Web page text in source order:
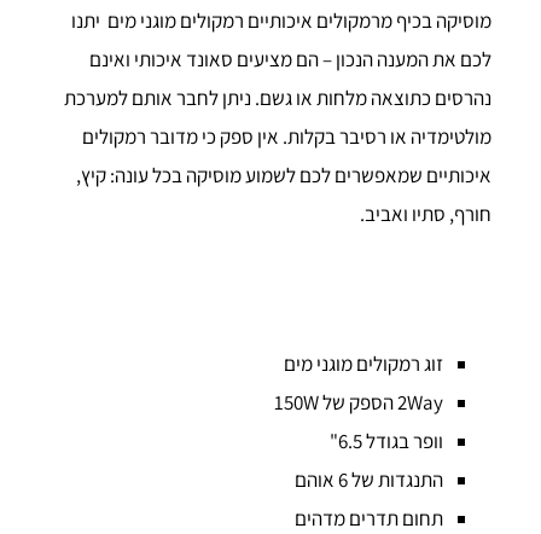
מוסיקה בכיף מרמקולים איכותיים רמקולים מוגני מים יתנו
לכם את המענה הנכון – הם מציעים סאונד איכותי ואינם
נהרסים כתוצאה מלחות או גשם. ניתן לחבר אותם למערכת
מולטימדיה או רסיבר בקלות. אין ספק כי מדובר רמקולים
איכותיים שמאפשרים לכם לשמוע מוסיקה בכל עונה: קיץ,
חורף, סתיו ואביב.
זוג רמקולים מוגני מים
2Way הספק של 150W
וופר בגודל 6.5"
התנגדות של 6 אוהם
תחום תדרים מדהים